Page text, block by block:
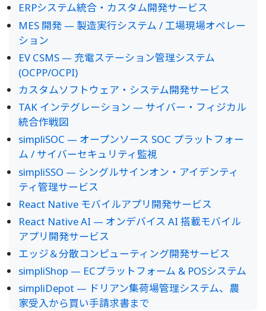
ERPシステム統合・カスタム開発サービス
MES 開発 — 製造実行システム / 工場現場オペレー
ション
EV CSMS — 充電ステーション管理システム
(OCPP/OCPI)
カスタムソフトウェア・システム開発サービス
TAK インテグレーション — サイバー・フィジカル
統合作戦図
simpliSOC — オープンソース SOC プラットフォー
ム / サイバーセキュリティ監視
simpliSSO — シングルサインオン・アイデンティ
ティ管理サービス
React Native モバイルアプリ開発サービス
React Native AI — オンデバイス AI 搭載モバイル
アプリ開発サービス
エッジ＆分散コンピューティング開発サービス
simpliShop — ECプラットフォーム & POSシステム
simpliDepot — ドリアン集荷場管理システム、農
家受入から買い手請求書まで